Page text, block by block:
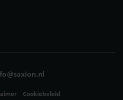
Cookiebeleid